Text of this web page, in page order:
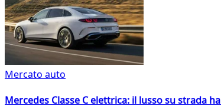
Mercato auto
Mercedes Classe C elettrica: il lusso su strada